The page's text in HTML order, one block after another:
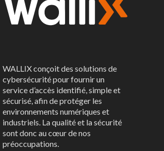
WALLIX conçoit des solutions de
cybersécurité pour fournir un
service d’accès identifié, simple et
sécurisé, afin de protéger les
environnements numériques et
industriels. La qualité et la sécurité
sont donc au cœur de nos
préoccupations.